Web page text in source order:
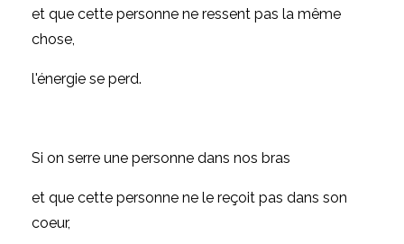
et que cette personne ne ressent pas la même
chose,
l'énergie se perd.
Si on serre une personne dans nos bras
et que cette personne ne le reçoit pas dans son
coeur,